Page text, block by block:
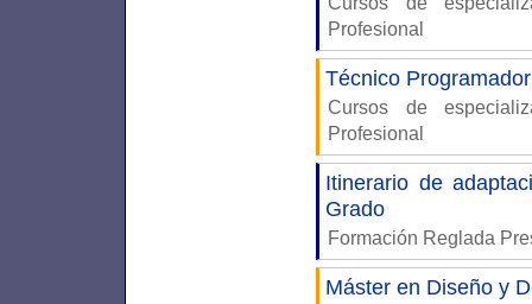
Profesional
Técnico
Cursos de
Profesional
Itinerario de
Grado
Formación Reglada
Máster en Diseño y